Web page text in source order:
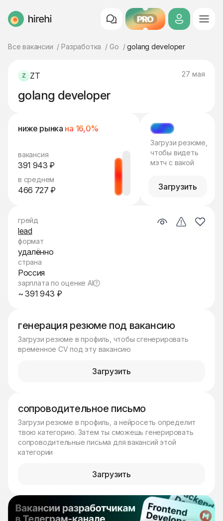
HireHi PRO
Все вакансии Разработка Go golang developer
ZT 27 мая
golang developer
ниже рынка на 16,0%
вакансия
391 943 ₽
в среднем
466 727 ₽
МЭТЧ
Загрузи резюме,
чтобы видеть
мэтч с вакой
Загрузить
генерация резюме под вакансию
Загрузи резюме в профиль, чтобы сгенерировать
временное CV под эту вакансию
Загрузить
сопроводительное письмо
Загрузи резюме в профиль, а нейросеть определит
твою категорию. Затем ты сможешь генерировать
сопроводительные письма для вакансий этой
категории
Загрузить
грейд
lead
формат
удалённо
страна
Россия
зарплата по оценке AI
~ 391 943 ₽